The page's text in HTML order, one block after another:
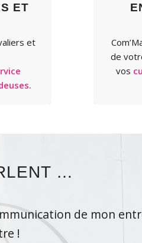
ET
et
de
vos
…
de mon
!
mes couvertures et de